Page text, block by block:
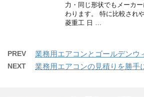
力・同じ形状でもメーカ
わります。 特に比較され
菱重工 日 …
PREV 業務用エアコンとゴールデンウ
NEXT 業務用エアコンの見積りを勝手